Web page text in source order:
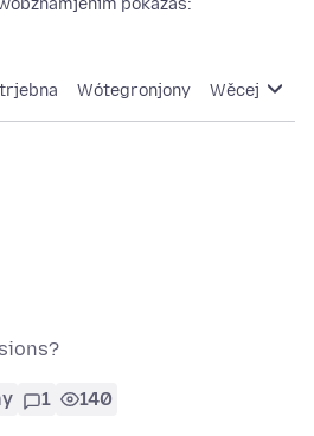
pokazaś:
Wótegronjony Wěcej
1 140